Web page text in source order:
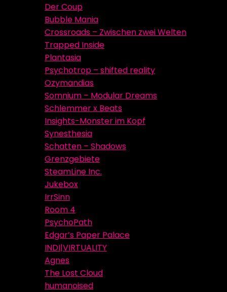
Der Coup
Bubble Mania
Crossroads – Zwischen zwei Welten
Trapped Inside
Plantasia
Psychotrop – shifted reality
Ozymandias
Somnium – Modular Dreams
Schlemmer x Beats
Insights-Monster im Kopf
Synesthesia
Schatten – Shadows
Grenzgebiete
SteamLine Inc.
Jukebox
IrrSinn
Room 4
PsychoPath
Edgar’s Paper Palace
INDI|VIRTUALITY
Agnes
The Lost Cloud
humanoised